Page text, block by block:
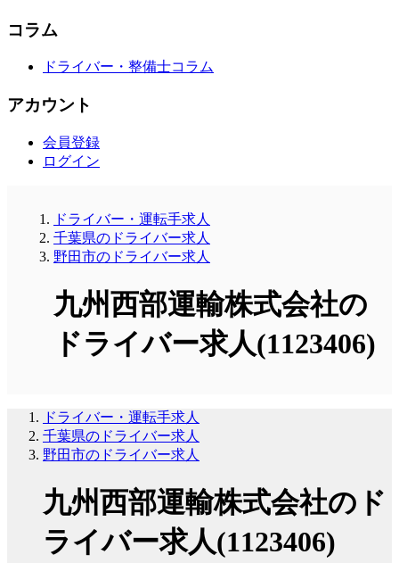
コラム
ドライバー・整備士コラム
アカウント
会員登録
ログイン
ドライバー・運転手求人
千葉県のドライバー求人
野田市のドライバー求人
九州西部運輸株式会社の
ドライバー求人(1123406)
ドライバー・運転手求人
千葉県のドライバー求人
野田市のドライバー求人
九州西部運輸株式会社のド
ライバー求人(1123406)